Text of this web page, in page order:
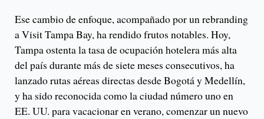
Ese cambio de enfoque, acompañado por un rebranding
a Visit Tampa Bay, ha rendido frutos notables. Hoy,
Tampa ostenta la tasa de ocupación hotelera más alta
del país durante más de siete meses consecutivos, ha
lanzado rutas aéreas directas desde Bogotá y Medellín,
y ha sido reconocida como la ciudad número uno en
EE. UU. para vacacionar en verano, comenzar un nuevo